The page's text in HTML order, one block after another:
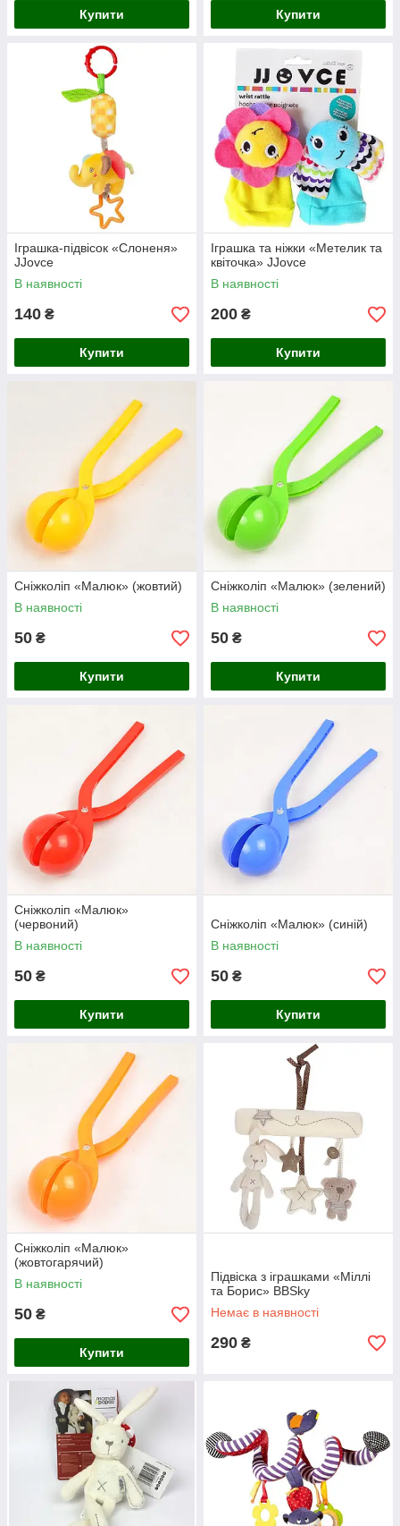
Купити Купити
Іграшка-підвісок «Слоненя»
JJovce
В наявності
140 ₴
Купити
Іграшка та ніжки «Метелик та
квіточка» JJovce
В наявності
200 ₴
Купити
Сніжколіп «Малюк» (жовтий)
В наявності
50 ₴
Купити
Сніжколіп «Малюк» (зелений)
В наявності
50 ₴
Купити
Сніжколіп «Малюк»
(червоний)
В наявності
50 ₴
Купити
Сніжколіп «Малюк» (синій)
В наявності
50 ₴
Купити
Сніжколіп «Малюк»
(жовтогарячий)
В наявності
50 ₴
Купити
Підвіска з іграшками «Міллі
та Борис» BBSky
Немає в наявності
290 ₴